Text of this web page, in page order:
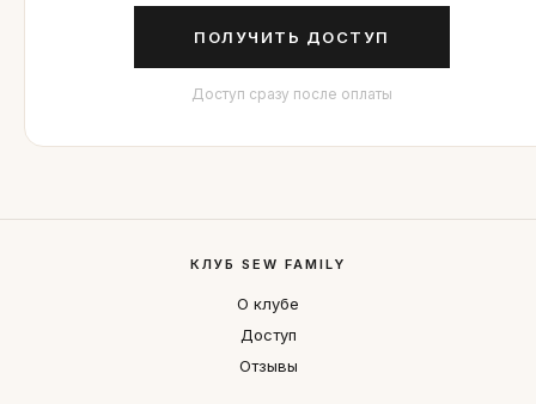
ПОЛУЧИТЬ ДОСТУП
Доступ сразу после оплаты
КЛУБ SEW FAMILY
О клубе
Доступ
Отзывы